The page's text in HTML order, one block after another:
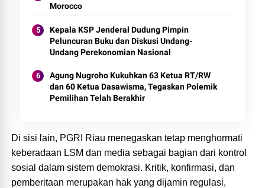
Morocco
Kepala KSP Jenderal Dudung Pimpin
Peluncuran Buku dan Diskusi Undang-
Undang Perekonomian Nasional
Agung Nugroho Kukuhkan 63 Ketua RT/RW
dan 60 Ketua Dasawisma, Tegaskan Polemik
Pemilihan Telah Berakhir
Di sisi lain, PGRI Riau menegaskan tetap menghormati
keberadaan LSM dan media sebagai bagian dari kontrol
sosial dalam sistem demokrasi. Kritik, konfirmasi, dan
pemberitaan merupakan hak yang dijamin regulasi,